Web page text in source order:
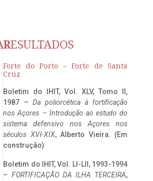
RESULTADOS
Forte do Porto – Forte de Santa
Cruz
Boletim do IHIT, Vol. XLV, Tomo II,
1987 – Da poliorcética à fortificação
nos Açores – Introdução ao estudo do
sistema defensivo nos Açores nos
séculos XVI-XIX, Alberto Vieira. (Em
construção)
Boletim do IHIT, Vol. LI-LII, 1993-1994
– FORTIFICAÇÃO DA ILHA TERCEIRA,